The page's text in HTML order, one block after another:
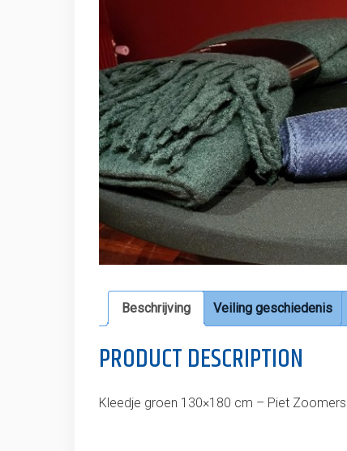
Beschrijving Veiling geschiedenis
PRODUCT DESCRIPTION
Kleedje groen 130×180 cm – Piet Zoomers